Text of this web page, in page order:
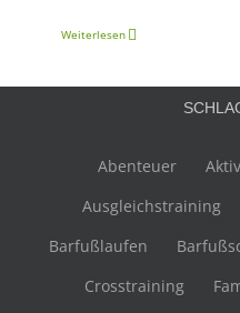
Weiterlesen
Abenteuer Aktiv
Ausgleichstraining
Barfußlaufen
Crosstraining